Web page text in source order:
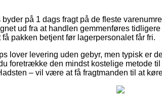
på 1 dags fragt på de fleste
ud fra at handlen gemmenføres
pakken betjent før lagerpersonalet får fri.
lover levering uden gebyr, men typisk er
foretrække den mindst kostelige metode
– vil være at få fragtmanden til at